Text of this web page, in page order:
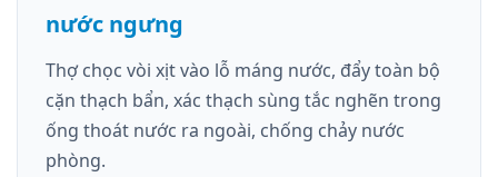
nước ngưng
Thợ chọc vòi xịt vào lỗ máng nước, đẩy toàn bộ
cặn thạch bẩn, xác thạch sùng tắc nghẽn trong
ống thoát nước ra ngoài, chống chảy nước
phòng.